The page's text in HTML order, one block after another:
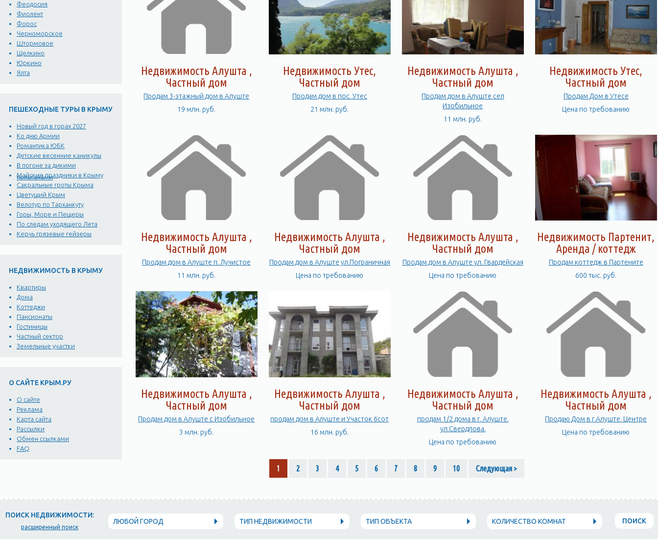
Феодосия
Фиолент
Форос
Черноморское
Штормовое
Щелкино
Юркино
Ялта
ПЕШЕХОДНЫЕ ТУРЫ В КРЫМУ
Новый год в горах 2027
Ко дню Армии
Романтика ЮБК
Детские весенние каникулы
В погоне за дикими
тюльпанами
Майские праздники в Крыму
Сакральные гроты Крыма
Цветущий Крым
Велотур по Тарханкуту
Горы, Море и Пещеры
По следам уходящего Лета
Керчь грязевые гейзеры
НЕДВИЖИМОСТЬ В КРЫМУ
Квартиры
Дома
Коттеджи
Пансионаты
Гостиницы
Частный сектор
Земельные участки
О САЙТЕ КРЫМ.РУ
О сайте
Реклама
Карта сайта
Рассылки
Обмен ссылками
FAQ
Недвижимость Алушта ,
Частный дом
Продам 3-этажный дом в Алуште
19 млн. руб.
Недвижимость Утес,
Частный дом
Продам дом в пос. Утес
21 млн. руб.
Недвижимость Алушта ,
Частный дом
Продам дом в Алуште сел
Изобильное
11 млн. руб.
Недвижимость Утес,
Частный дом
Продам Дом в Утесе
Цена по требованию
Недвижимость Алушта ,
Частный дом
Продам дом в Алуште п. Лучистое
11 млн. руб.
Недвижимость Алушта ,
Частный дом
Продам дом в Алуште ул.Пограничная
Цена по требованию
Недвижимость Алушта ,
Частный дом
Продам дом в Алуште ул. Гвардейская
Цена по требованию
Недвижимость Партенит,
Аренда / коттедж
Продам коттедж в Партените
600 тыс. руб.
Недвижимость Алушта ,
Частный дом
Продам дом в Алуште с Изобильное
3 млн. руб.
Недвижимость Алушта ,
Частный дом
продам дом в Алуште и Участок 6сот
16 млн. руб.
Недвижимость Алушта ,
Частный дом
продам 1/2 дома в г. Алуште.
ул.Свердлова.
Цена по требованию
Недвижимость Алушта ,
Частный дом
Продаю Дом в г.Алуште. Центре
Цена по требованию
1 2 3 4 5 6 7 8 9 10 Следующая >
ПОИСК НЕДВИЖИМОСТИ:
расширенный поиск
ЛЮБОЙ ГОРОД ТИП НЕДВИЖИМОСТИ ТИП ОБЪЕКТА КОЛИЧЕСТВО КОМНАТ ПОИСК